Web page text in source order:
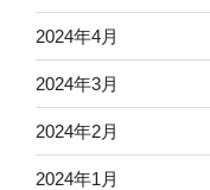
2024年4月
2024年3月
2024年2月
2024年1月